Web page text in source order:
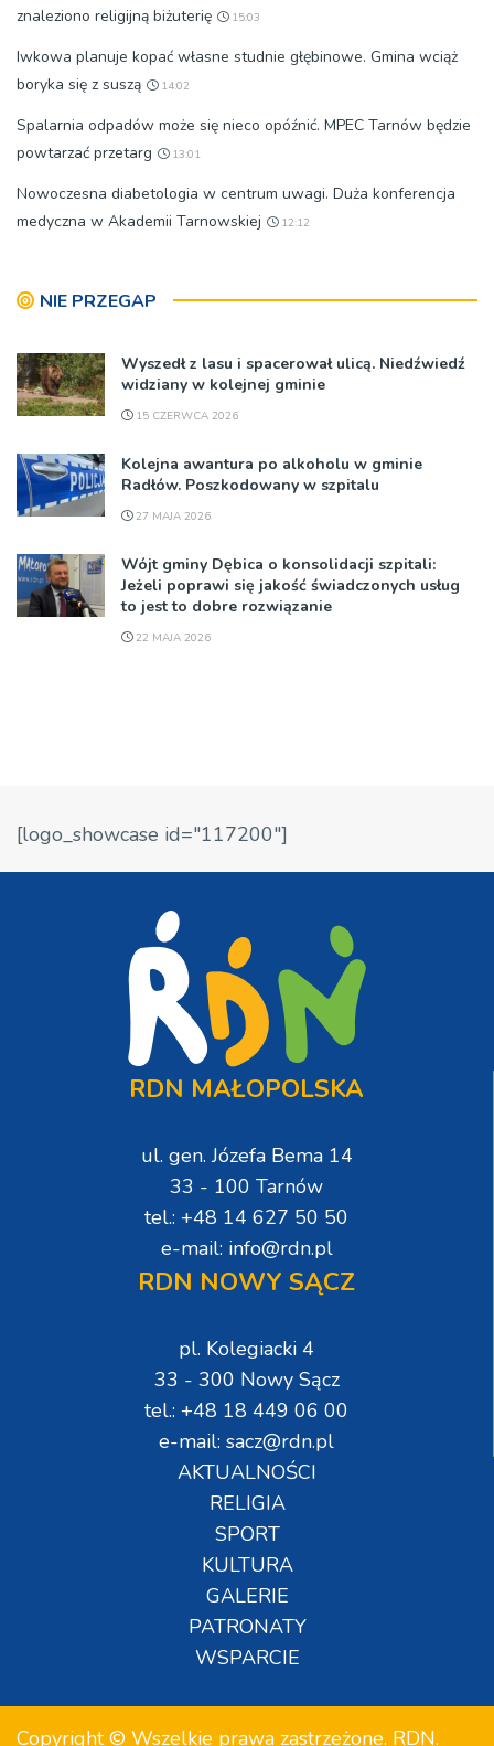
znaleziono religijną biżuterię
15:03
Iwkowa planuje kopać własne studnie głębinowe. Gmina wciąż
boryka się z suszą
14:02
Spalarnia odpadów może się nieco opóźnić. MPEC Tarnów będzie
powtarzać przetarg
13:01
Nowoczesna diabetologia w centrum uwagi. Duża konferencja
medyczna w Akademii Tarnowskiej
12:12
NIE PRZEGAP
Wyszedł z lasu i spacerował ulicą. Niedźwiedź
widziany w kolejnej gminie
15 CZERWCA 2026
Kolejna awantura po alkoholu w gminie
Radłów. Poszkodowany w szpitalu
27 MAJA 2026
Wójt gminy Dębica o konsolidacji szpitali:
Jeżeli poprawi się jakość świadczonych usług
to jest to dobre rozwiązanie
22 MAJA 2026
[logo_showcase id="117200"]
RDN MAŁOPOLSKA
ul. gen. Józefa Bema 14
33 - 100 Tarnów
tel.: +48 14 627 50 50
e-mail: info@rdn.pl
RDN NOWY SĄCZ
pl. Kolegiacki 4
33 - 300 Nowy Sącz
tel.: +48 18 449 06 00
e-mail: sacz@rdn.pl
AKTUALNOŚCI
RELIGIA
SPORT
KULTURA
GALERIE
PATRONATY
WSPARCIE
Copyright © Wszelkie prawa zastrzeżone. RDN.